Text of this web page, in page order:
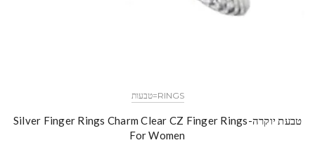
RINGS=טבעות
טבעת יוקרה-Silver Finger Rings Charm Clear CZ Finger Rings
For Women